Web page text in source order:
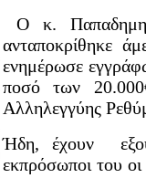
Ο κ.
ανταποκρίθηκε
ενημέρωσε
ποσό των
Αλληλεγγύης
Ήδη, έχουν
εκπρόσωποι του